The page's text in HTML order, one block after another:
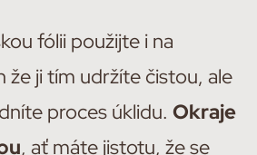
fólii použijte i na
že ji tím udržíte čistou, ale
proces úklidu. Okraje
, ať máte jistotu, že se